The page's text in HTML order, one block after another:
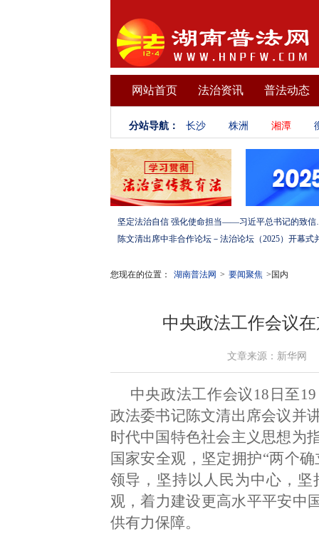
网站首页 法治资讯 普法动态
分站导航： 长沙 株洲 湘潭
坚定法治自信 强化使
您现在的位置： 湖南普法网 > 要闻聚焦 >国内
中央政法工作会议
文章来源：新华网
中央政法工作会议18日至
政法委书记陈文清出席会议并
时代中国特色社会主义思想为
国家安全观，坚定拥护“两个
领导，坚持以人民为中心，
观，着力建设更高水平平安中
供有力保障。